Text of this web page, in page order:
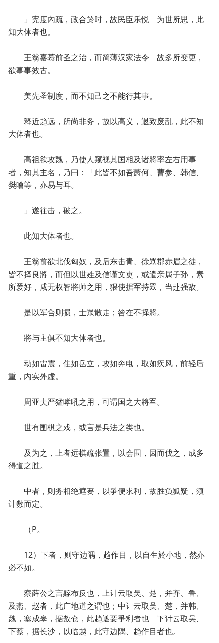
」宪度內疏，政合於时，故民臣乐悦，为世所思，此
知大体者也。
王翁嘉慕前圣之治，而简薄汉家法令，故多所变更，
欲事事效古。
美先圣制度，而不知己之不能行其事。
释近趋远，所尚非务，故以高义，退致废乱，此不知
大体者也。
高祖欲攻魏，乃使人窥视其国相及诸將率左右用事
者，知其主名，乃曰：「此皆不如吾萧何、曹参、韩信、
樊噲等，亦易与耳。
」遂往击，破之。
此知大体者也。
王翁前欲北伐匈奴，及后东击青、徐眾郡赤眉之徒，
皆不择良將，而但以世姓及信谨文吏，或遣亲属子孙，素
所爱好，咸无权智將帅之用，猥使据军持眾，当赴强敌。
是以军合则损，士眾散走；咎在不择將。
將与主俱不知大体者也。
动如雷震，住如岳立，攻如奔电，取如疾风，前轻后
重，內实外虚。
周亚夫严猛哮吼之用，可谓国之大將军。
世有围棋之戏，或言是兵法之类也。
及为之，上者远棋疏张置，以会围，因而伐之，成多
得道之胜。
中者，则务相绝遮要，以爭便求利，故胜负狐疑，须
计数而定。
（P。
12）下者，则守边隅，趋作目，以自生於小地，然亦
必不如。
察薛公之言黥布反也，上计云取吴、楚，并齐、鲁、
及燕、赵者，此广地道之谓也；中计云取吴、楚，并韩、
魏，塞成皋，据敖仓，此趋遮要爭利者也；下计云取吴、
下蔡，据长沙，以临越，此守边隅、趋作目者也。